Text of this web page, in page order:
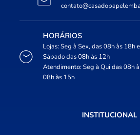
HORÁRIOS
Lojas: Seg à Sex, das 08h às 18h e
Sábado das 08h às 12h
Atendimento: Seg à Qui das 08h
08h às 15h
INSTITUCIONAL